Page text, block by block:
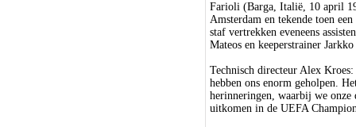
Farioli (Barga, Italië, 10 april
Amsterdam en tekende toen
staf vertrekken eveneens
Mateos en keeperstrainer
Technisch directeur Alex
hebben ons enorm geholpen.
herinneringen, waarbij we onze
uitkomen in de UEFA